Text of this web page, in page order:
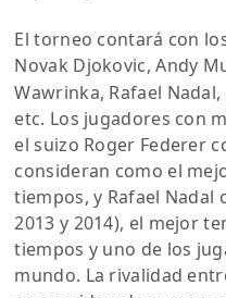
El torneo contará con
Novak Djokovic, Andy
Wawrinka, Rafael Nadal,
etc. Los jugadores con
el suizo Roger Federer
consideran como el
tiempos, y Rafael Nadal
2013 y 2014), el mejor
tiempos y uno de los
mundo. La rivalidad